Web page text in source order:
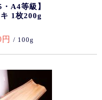
A4等級】
1枚200g
/ 100g